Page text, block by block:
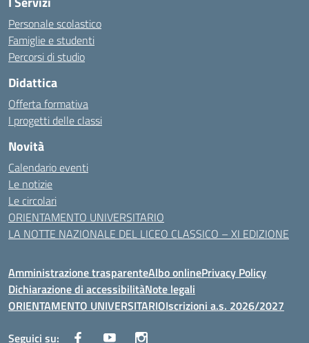
Personale scolastico
Famiglie e studenti
Percorsi di studio
Didattica
Offerta formativa
I progetti delle classi
Novità
Calendario eventi
Le notizie
Le circolari
ORIENTAMENTO UNIVERSITARIO
LA NOTTE NAZIONALE DEL LICEO CLASSICO – XI EDIZIONE
Amministrazione trasparenteAlbo onlinePrivacy Policy
Dichiarazione di accessibilitàNote legali
ORIENTAMENTO UNIVERSITARIOIscrizioni a.s. 2026/2027
Seguici su: